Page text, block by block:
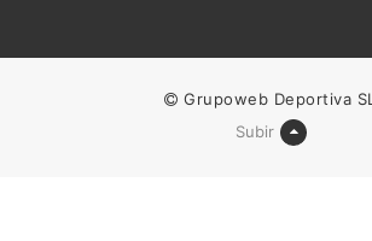
Grupoweb Deportiva SL
Subir